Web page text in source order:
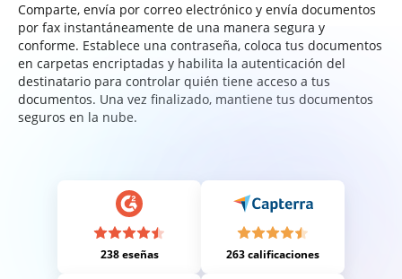
Comparte, envía por correo electrónico y envía documentos
por fax instantáneamente de una manera segura y
conforme. Establece una contraseña, coloca tus documentos
en carpetas encriptadas y habilita la autenticación del
destinatario para controlar quién tiene acceso a tus
documentos. Una vez finalizado, mantiene tus documentos
seguros en la nube.
238 eseñas 263 calificaciones